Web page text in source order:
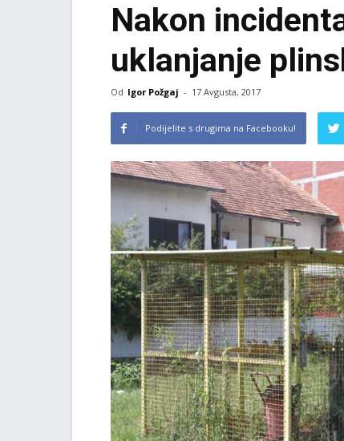
Nakon
uklanjanje
Od Igor Požgaj - 17 Avgusta, 2017
Podijelite s drugima na Facebooku!